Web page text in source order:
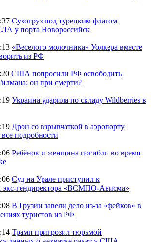
Сухогруз под турецким флагом
у порта Новороссийск
«Веселого молочника» Уолкера вместе
из РФ
США попросили РФ освободить
он при смерти?
Украина ударила по складу Wildberries в
Дрон со взрывчаткой в аэропорту
подробности
Ребёнок и женщина погибли во время
Суд на Урале приступил к
экс-гендиректора «ВСМПО-Ависма»
В Грузии завели дело из-за «фейков» в
туристов из РФ
Трамп пригрозил тюрьмой